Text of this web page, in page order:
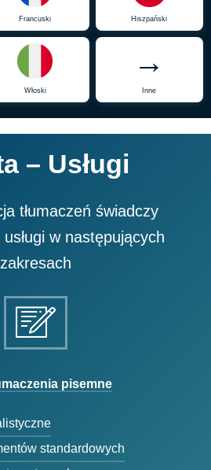
Francuski Hiszpański
Włoski
→
Inne
– Usługi
tłumaczeń świadczy
w następujących
zakresach
pisemne
standardowych